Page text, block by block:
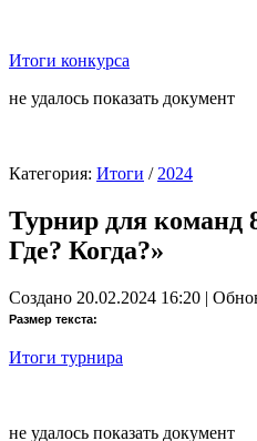
Итоги конкурса
не удалось показать документ
Категория: Итоги / 2024
Турнир для команд
Где? Когда?»
Создано 20.02.2024 16:20 |
Размер текста:
Итоги турнира
не удалось показать документ